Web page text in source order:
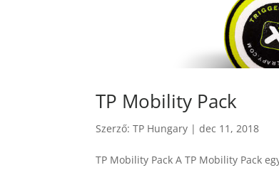
TP Mobility Pack
Szerző:TP Hungary |dec 11, 2018
TP Mobility Pack A TP Mobility Pack